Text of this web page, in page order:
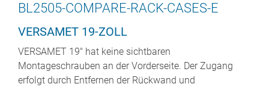
BL2505-COMPARE-RACK-CASES-E
VERSAMET 19-ZOLL
VERSAMET 19" hat keine sichtbaren
Montageschrauben an der Vorderseite. Der Zugang
erfolgt durch Entfernen der Rückwand und